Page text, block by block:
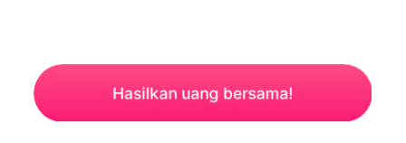
Hasilkan uang bersama!